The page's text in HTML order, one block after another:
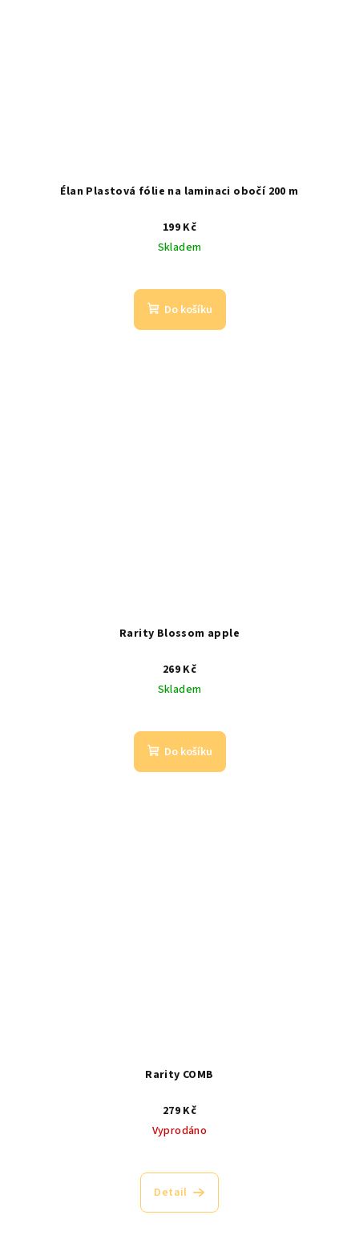
Élan Plastová fólie na laminaci obočí 200 m
199 Kč
Skladem
Do košíku
Rarity Blossom apple
269 Kč
Skladem
Do košíku
Rarity COMB
279 Kč
Vyprodáno
Detail